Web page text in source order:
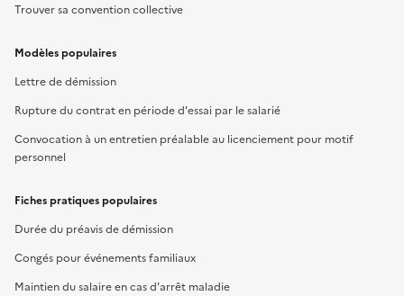
Trouver sa convention collective
Modèles populaires
Lettre de démission
Rupture du contrat en période d'essai par le salarié
Convocation à un entretien préalable au licenciement pour motif
personnel
Fiches pratiques populaires
Durée du préavis de démission
Congés pour événements familiaux
Maintien du salaire en cas d'arrêt maladie